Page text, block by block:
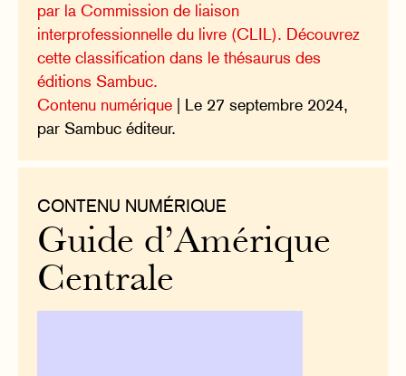
par la Commission de liaison
interprofessionnelle du livre (CLIL). Découvrez
cette classification dans le thésaurus des
éditions Sambuc.
Contenu numérique | Le 27 septembre 2024,
par Sambuc éditeur.
CONTENU NUMÉRIQUE
Guide d’Amérique
Centrale